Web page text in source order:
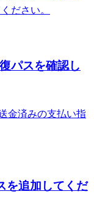
ださい。
パスを確認し
金済みの支払い指
を追加してくだ